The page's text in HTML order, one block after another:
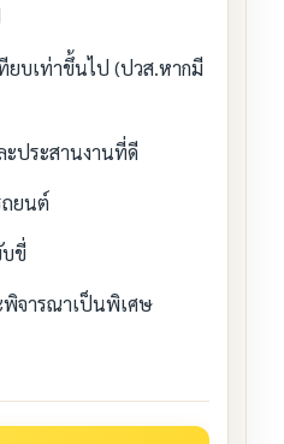
บเท่าขึ้นไป (ปวส.หากมี
ะประสานงานที่ดี
ถยนต์
ขี่
พิจารณาเป็นพิเศษ